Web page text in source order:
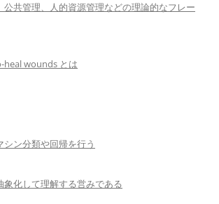
公共管理、人的資源管理などの理論的なフレー
heal wounds とは
ン分類や回帰を行う
象化して理解する営みである